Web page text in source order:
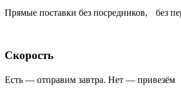
Прямые поставки без посредников, без
Скорость
Есть — отправим завтра. Нет — привезём